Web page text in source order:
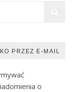
PRZEZ E-MAIL
o